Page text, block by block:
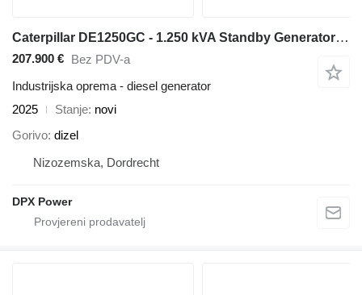
Caterpillar DE1250GC - 1.250 kVA Standby Generator - DPX-18226
207.900 € Bez PDV-a
Industrijska oprema - diesel generator
2025
Stanje novi
Gorivo dizel
Nizozemska, Dordrecht
DPX Power